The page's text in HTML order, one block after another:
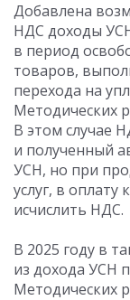
Добавлена
НДС доходы
в период
товаров,
перехода на
Методических
В этом случае
и полученный
УСН, но при
услуг, в оплату
исчислить НДС.
В 2025 году в
из дохода УСН
Методических